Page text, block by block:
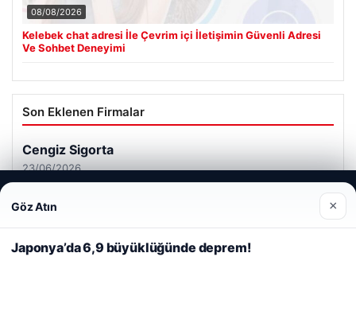
08/08/2026
Kelebek chat adresi İle Çevrim içi İletişimin Güvenli Adresi
Ve Sohbet Deneyimi
Son Eklenen Firmalar
Cengiz Sigorta
23/06/2026
deneyiminizi kişiselleştirmek ve geliştirmek amacıyla çerezler
kullanıyoruz.Çerez Politikamız
Reddet Kabul Et
Göz Atın ×
Japonya’da 6,9 büyüklüğünde deprem!